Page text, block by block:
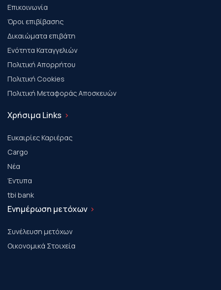
Επικοινωνία
Όροι επιβίβασης
Δικαιώματα επιβάτη
Ενότητα Καταγγελιών
Πολιτική Απορρήτου
Πολιτική Cookies
Πολιτική Μεταφοράς Αποσκευών
Χρήσιμα Links
Ευκαιρίες Καριέρας
Cargo
Νέα
Έντυπα
tbi bank
Ενημέρωση μετόχων
Συνέλευση μετόχων
Οικονομικά Στοιχεία